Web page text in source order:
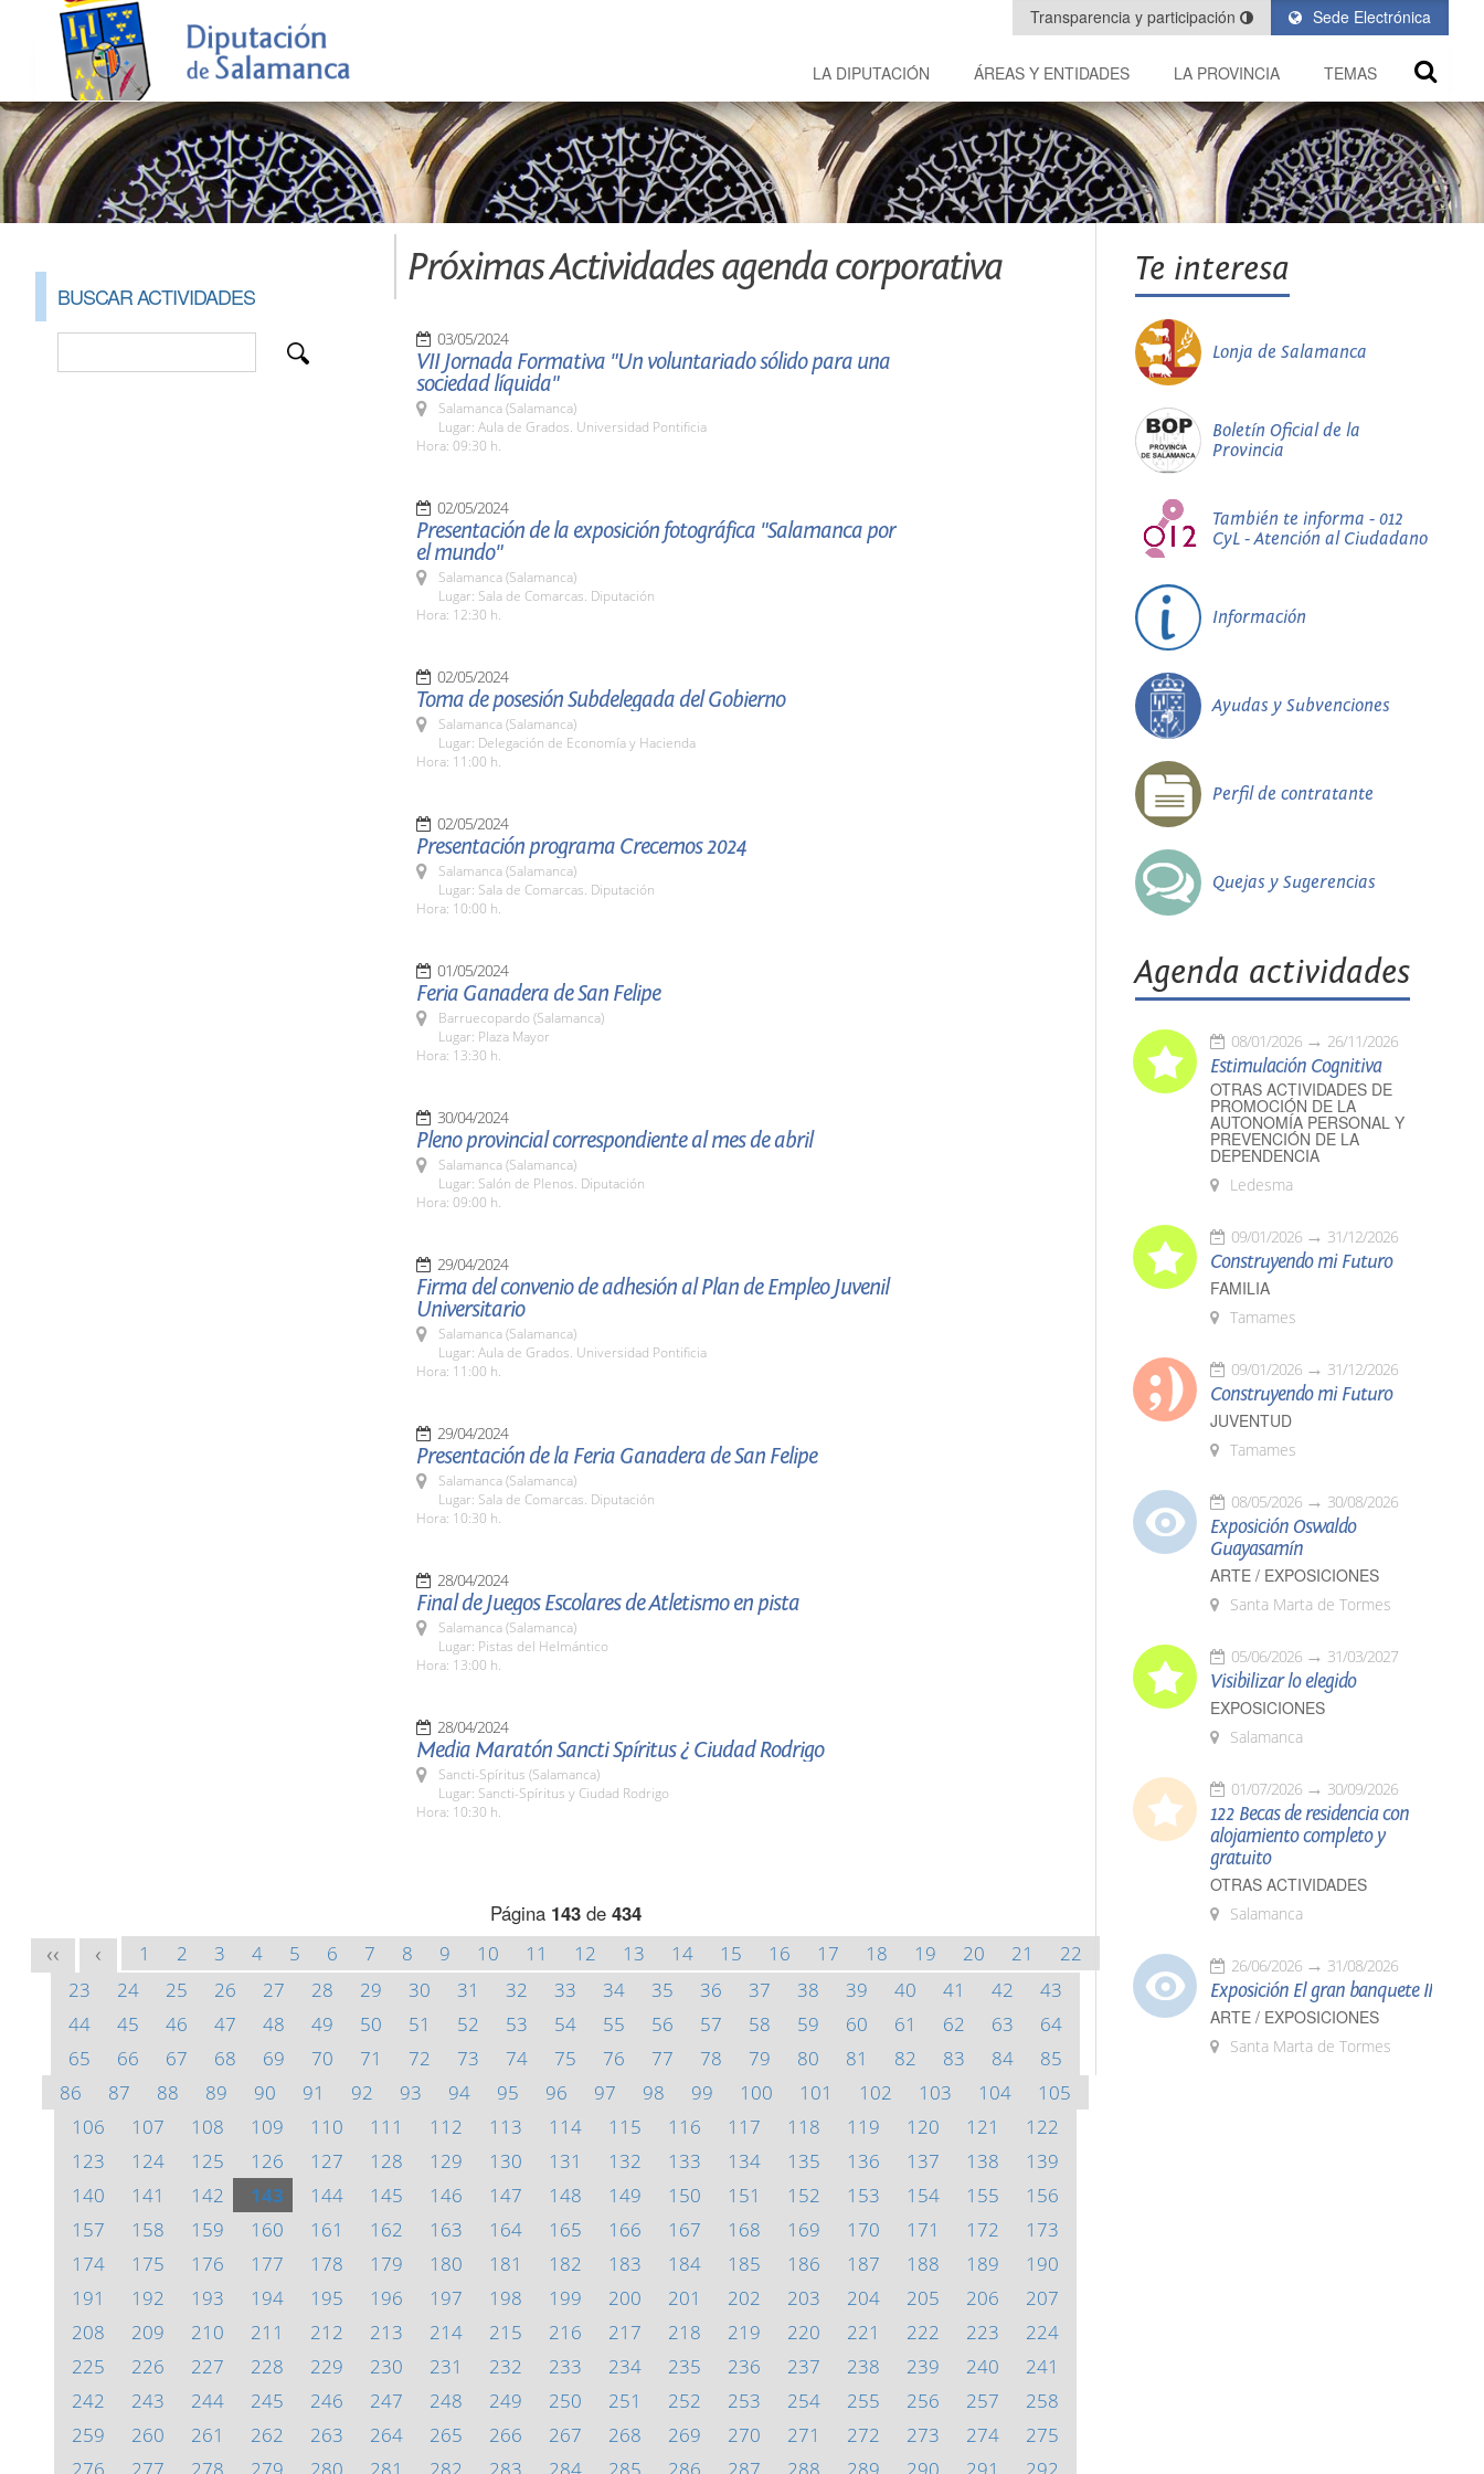
Sede Electrónica
Transparencia y participación
LA DIPUTACIÓN ÁREAS Y ENTIDADES LA PROVINCIA TEMAS
BUSCAR ACTIVIDADES
Próximas Actividades agenda corporativa
03/05/2024
VII Jornada Formativa "Un voluntariado sólido para una
sociedad líquida"
Salamanca (Salamanca)
Lugar: Aula de Grados. Universidad Pontificia
Hora: 09:30 h.
02/05/2024
Presentación de la exposición fotográfica "Salamanca por
el mundo"
Salamanca (Salamanca)
Lugar: Sala de Comarcas. Diputación
Hora: 12:30 h.
02/05/2024
Toma de posesión Subdelegada del Gobierno
Salamanca (Salamanca)
Lugar: Delegación de Economía y Hacienda
Hora: 11:00 h.
02/05/2024
Presentación programa Crecemos 2024
Salamanca (Salamanca)
Lugar: Sala de Comarcas. Diputación
Hora: 10:00 h.
01/05/2024
Feria Ganadera de San Felipe
Barruecopardo (Salamanca)
Lugar: Plaza Mayor
Hora: 13:30 h.
30/04/2024
Pleno provincial correspondiente al mes de abril
Salamanca (Salamanca)
Lugar: Salón de Plenos. Diputación
Hora: 09:00 h.
29/04/2024
Firma del convenio de adhesión al Plan de Empleo Juvenil
Universitario
Salamanca (Salamanca)
Lugar: Aula de Grados. Universidad Pontificia
Hora: 11:00 h.
29/04/2024
Presentación de la Feria Ganadera de San Felipe
Salamanca (Salamanca)
Lugar: Sala de Comarcas. Diputación
Hora: 10:30 h.
28/04/2024
Final de Juegos Escolares de Atletismo en pista
Salamanca (Salamanca)
Lugar: Pistas del Helmántico
Hora: 13:00 h.
28/04/2024
Media Maratón Sancti Spíritus ¿ Ciudad Rodrigo
Sancti-Spíritus (Salamanca)
Lugar: Sancti-Spíritus y Ciudad Rodrigo
Hora: 10:30 h.
Página 143de 434
<< < 1 2 3 4 5 6 7 8 9 10 11 12 13 14 15 16 17 18 19 20 21
22
23
24 25 26 27 28 29 30 31 32 33 34 35 36 37 38 39 40 41 42
43
44
45 46 47 48 49 50 51 52 53 54 55 56 57 58 59 60 61 62 63
64
65
66 67 68 69 70 71 72 73 74 75 76 77 78 79 80 81 82 83 84
85
86
87 88 89 90 91 92 93 94 95 96 97 98 99 100 101 102 103 104
105
106
107 108 109 110 111 112 113 114 115 116 117 118 119 120 121
122
123
124 125 126 127 128 129 130 131 132 133 134 135 136 137 138
139
140
141 142 143 144 145 146 147 148 149 150 151 152 153 154 155
156
157
158 159 160 161 162 163 164 165 166 167 168 169 170 171 172
173
174
175 176 177 178 179 180 181 182 183 184 185 186 187 188 189
190
191
192 193 194 195 196 197 198 199 200 201 202 203 204 205 206
207
208
209 210 211 212 213 214 215 216 217 218 219 220 221 222 223
224
225
226 227 228 229 230 231 232 233 234 235 236 237 238 239 240
241
242
243 244 245 246 247 248 249 250 251 252 253 254 255 256 257
258
259
260 261 262 263 264 265 266 267 268 269 270 271 272 273 274
275
Te interesa
Lonja de Salamanca
Boletín Oficial de la
Provincia
También te informa - 012
CyL - Atención al Ciudadano
Información
Ayudas y Subvenciones
Perfil de contratante
Quejas y Sugerencias
Agenda actividades
08/01/2026 26/11/2026
Estimulación Cognitiva
OTRAS ACTIVIDADES DE
PROMOCIÓN DE LA
AUTONOMÍA PERSONAL Y
PREVENCIÓN DE LA
DEPENDENCIA
Ledesma
09/01/2026 31/12/2026
Construyendo mi Futuro
FAMILIA
Tamames
09/01/2026 31/12/2026
Construyendo mi Futuro
JUVENTUD
Tamames
08/05/2026 30/08/2026
Exposición Oswaldo
Guayasamín
ARTE / EXPOSICIONES
Santa Marta de Tormes
05/06/2026 31/03/2027
Visibilizar lo elegido
EXPOSICIONES
Salamanca
01/07/2026 30/09/2026
122 Becas de residencia con
alojamiento completo y
gratuito
OTRAS ACTIVIDADES
Salamanca
26/06/2026 31/08/2026
Exposición El gran banquete II
ARTE / EXPOSICIONES
Santa Marta de Tormes